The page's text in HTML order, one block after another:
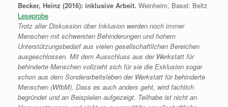
Becker, Heinz (2016): inklusive Arbeit. Weinheim, Basel: Beltz
Leseprobe
Trotz aller Diskussion über Inklusion werden noch immer
Menschen mit schwersten Behinderungen und hohem
Unterstützungsbedarf aus vielen gesellschaftlichen Bereichen
ausgeschlossen. Mit dem Ausschluss aus der Werkstatt für
behinderte Menschen vollzieht sich für sie die Exklusion sogar
schon aus dem Sonderarbeitsleben der Werkstatt für behinderte
Menschen (WfbM). Dass es auch anders geht, wird fachlich
begründet und an Beispielen aufgezeigt. Teilhabe ist nicht an